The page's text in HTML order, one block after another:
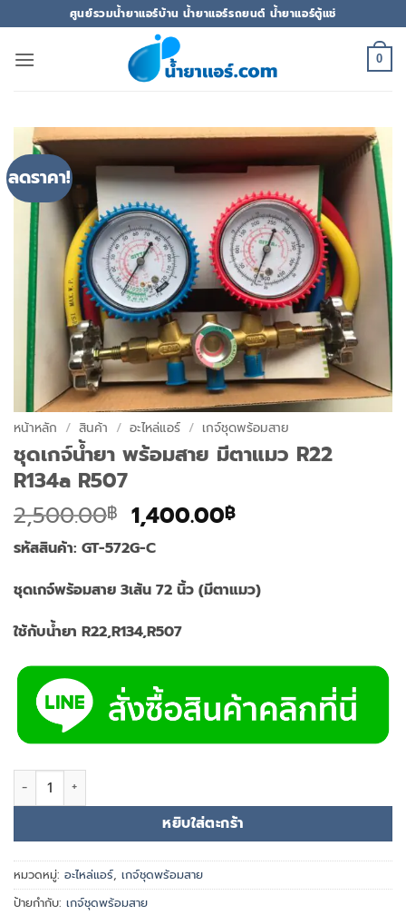
ไป
ยัง
ศูนย์รวมน้ำยาแอร์บ้าน น้ำยาแอร์รถยนต์ น้ำยาแอร์ตู้แช่
0
ลดราคา!
หน้าหลัก / สินค้า / อะไหล่แอร์ / เกจ์ชุดพร้อมสาย
ชุดเกจ์น้ำยา พร้อมสาย มีตาแมว R22
R134a R507
2,500.00฿ Original
price
was:
2,500.00฿.
1,400.00฿Current
1,400.00฿.
รหัสสินค้า: GT-572G-C
ชุดเกจ์พร้อมสาย 3เส้น 72 นิ้ว (มีตาแมว)
ใช้กับน้ำยา R22,R134,R507
จำนวน ชุดเกจ์น้ำยา พร้อมสาย มีตาแมว R22 R134a R507 ชิ้น
หยิบใส่ตะกร้า
หมวดหมู่: อะไหล่แอร์, เกจ์ชุดพร้อมสาย
ป้ายกำกับ: เกจ์ชุดพร้อมสาย